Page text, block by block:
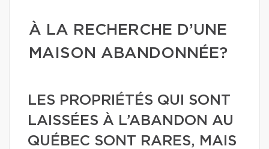
À LA RECHERCHE D’UNE
MAISON ABANDONNÉE?
LES PROPRIÉTÉS QUI SONT
LAISSÉES À L’ABANDON AU
QUÉBEC SONT RARES, MAIS